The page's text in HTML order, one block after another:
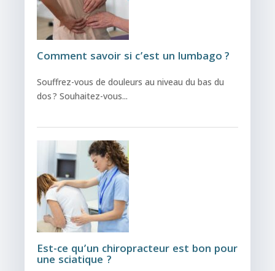
Comment savoir si c’est un lumbago ?
Souffrez-vous de douleurs au niveau du bas du
dos ? Souhaitez-vous...
Est-ce qu’un chiropracteur est bon pour
une sciatique ?